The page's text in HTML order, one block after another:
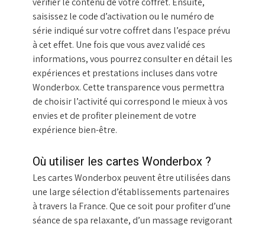
saisissez le code d’activation ou le numéro de
série indiqué sur votre coffret dans l’espace prévu
à cet effet. Une fois que vous avez validé ces
informations, vous pourrez consulter en détail les
expériences et prestations incluses dans votre
Wonderbox. Cette transparence vous permettra
de choisir l’activité qui correspond le mieux à vos
envies et de profiter pleinement de votre
expérience bien-être.
Où utiliser les cartes Wonderbox ?
Les cartes Wonderbox peuvent être utilisées dans
une large sélection d’établissements partenaires
à travers la France. Que ce soit pour profiter d’une
séance de spa relaxante, d’un massage revigorant